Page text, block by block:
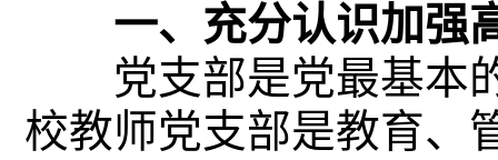
一、充分认识加强
党支部是党最基本的
校教师党支部是教育、